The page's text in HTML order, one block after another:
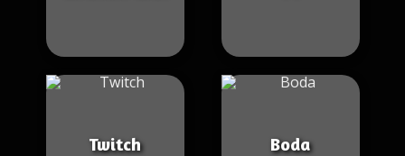
Twitch Boda